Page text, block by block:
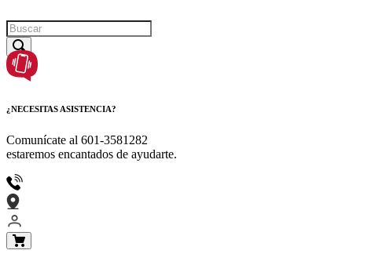
¿NECESITAS ASISTENCIA?
Comunícate al 601-3581282
estaremos encantados de ayudarte.